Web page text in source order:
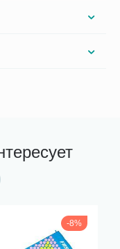
8%